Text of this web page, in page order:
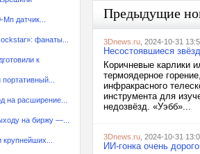
датчик...
фанаты...
к
на расширение...
на биржу —...
Предыдущие
3Dnews.ru , 2024-10-31
Несостоявшиеся
Коричневые карлики
термоядерное
инфракрасного
инструмента для
недозвёзд. «Уэбб»...
3Dnews.ru , 2024-10-31
ИИ-гонка очень